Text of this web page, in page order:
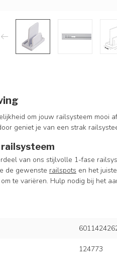
om jouw railsysteem mooi
geniet je van een strak
railsysteem
van ons stijlvolle 1-fase
de gewenste railspots en het
om te variëren. Hulp nodig bij het
124773